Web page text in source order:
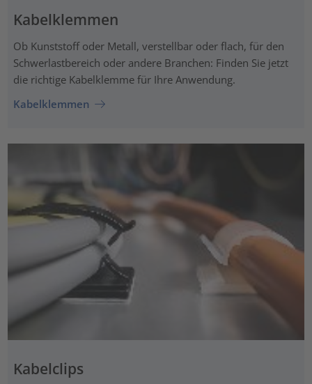
Kabelklemmen
Ob Kunststoff oder Metall, verstellbar oder flach, für den
Schwerlastbereich oder andere Branchen: Finden Sie jetzt
die richtige Kabelklemme für Ihre Anwendung.
Kabelklemmen
Kabelclips